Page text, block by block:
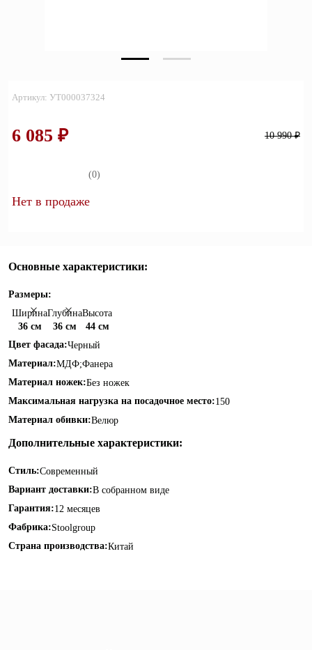
О нас
Дизайнерам и архитекторам
Артикул: УТ000037324
10 990 ₽
6 085 ₽
(0)
Нет в продаже
Основные характеристики:
Размеры:
Ширина
36 см
Глубина
36 см
Высота
44 см
Цвет фасада:Черный
Материал:МДФ;Фанера
Материал ножек:Без ножек
Максимальная нагрузка на посадочное место:150
Материал обивки:Велюр
Дополнительные характеристики:
Стиль:Современный
Вариант доставки:В собранном виде
Гарантия:12 месяцев
Фабрика:Stoolgroup
Страна производства:Китай